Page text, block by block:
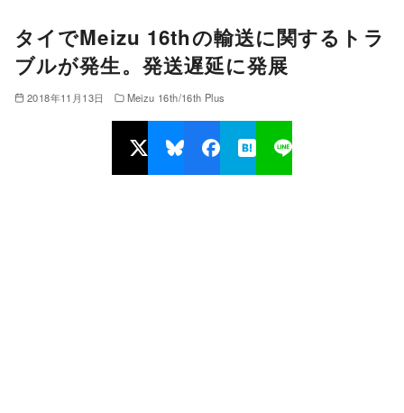
タイでMeizu 16thの輸送に関するトラ
ブルが発生。発送遅延に発展
2018年11月13日 Meizu 16th/16th Plus